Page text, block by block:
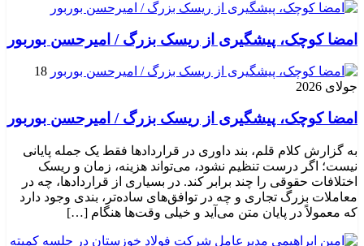
امضا کوچک، پیشگیری از ریسک بزرگ / امیرحسن بوربور
18
جولای 2026
امضا کوچک، پیشگیری از ریسک بزرگ / امیرحسن بوربور
به گزارش کلام قلم، بند داوری در قراردادها فقط یک جمله پایانی
نیست؛ اگر درست تنظیم نشود، می‌تواند هزینه، زمان و ریسک
اختلافات حقوقی را چند برابر کند. در بسیاری از قراردادها، چه در
معاملات بزرگ تجاری و چه در توافق‌های ساده‌تر، بندی وجود دارد
که معمولاً در پایان متن می‌آید و خیلی وقت‌ها هنگام […]